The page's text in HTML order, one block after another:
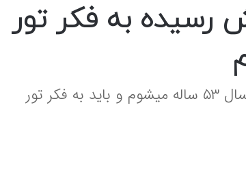
رسیده به فکر تور
شادمهر عقیلی در کنسرت تورنتو گفت: امسال ۵۳ ساله میشوم و باید به فکر تور